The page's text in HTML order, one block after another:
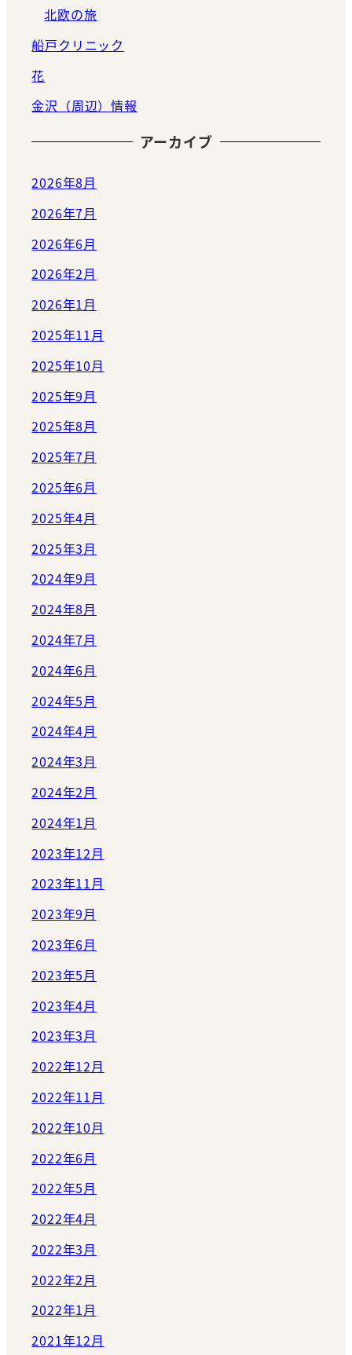
北欧の旅
船戸クリニック
花
金沢（周辺）情報
アーカイブ
2026年8月
2026年7月
2026年6月
2026年2月
2026年1月
2025年11月
2025年10月
2025年9月
2025年8月
2025年7月
2025年6月
2025年4月
2025年3月
2024年9月
2024年8月
2024年7月
2024年6月
2024年5月
2024年4月
2024年3月
2024年2月
2024年1月
2023年12月
2023年11月
2023年9月
2023年6月
2023年5月
2023年4月
2023年3月
2022年12月
2022年11月
2022年10月
2022年6月
2022年5月
2022年4月
2022年3月
2022年2月
2022年1月
2021年12月